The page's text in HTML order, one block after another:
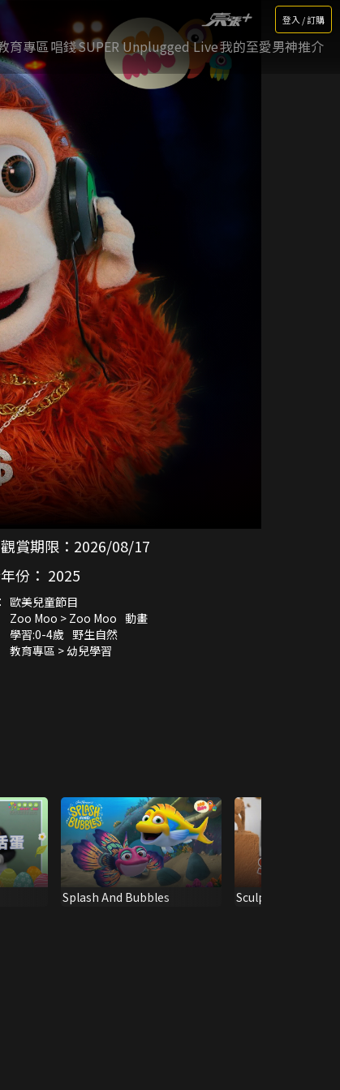
登入 / 訂購
育專區唱錢SUPER Unplugged Live我的至愛男神推介
賞期限： 2026/08/17
份： 2025
歐美兒童節目
Zoo Moo > Zoo Moo 動畫
學習:0-4歲 野生自然
教育專區 > 幼兒學習
Splash And Bubbles Sculpt It!